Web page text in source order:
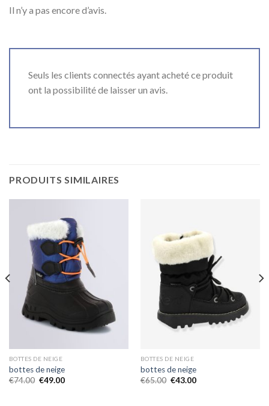
Il n’y a pas encore d’avis.
Seuls les clients connectés ayant acheté ce produit
ont la possibilité de laisser un avis.
PRODUITS SIMILAIRES
BOTTES DE NEIGE
bottes de neige
€74.00 €49.00
BOTTES DE NEIGE
bottes de neige
€65.00 €43.00